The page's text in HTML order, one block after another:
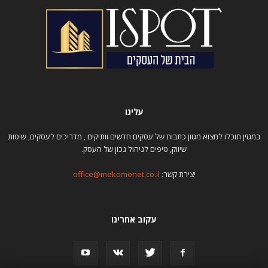
עלינו
במגזין תוכלו למצוא מגוון כתבות של עסקים חדשים וותיקים , מדריכים לעסקים, שיטות
שיווק, טיפים לניהול נכון של העסק.
יצירת קשר: office@mekomonet.co.il
עקוב אחרינו